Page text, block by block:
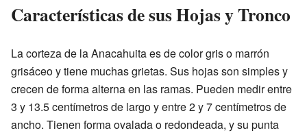
Características de sus Hojas y Tronco
La corteza de la Anacahuita es de color gris o marrón
grisáceo y tiene muchas grietas. Sus hojas son simples y
crecen de forma alterna en las ramas. Pueden medir entre
3 y 13.5 centímetros de largo y entre 2 y 7 centímetros de
ancho. Tienen forma ovalada o redondeada, y su punta